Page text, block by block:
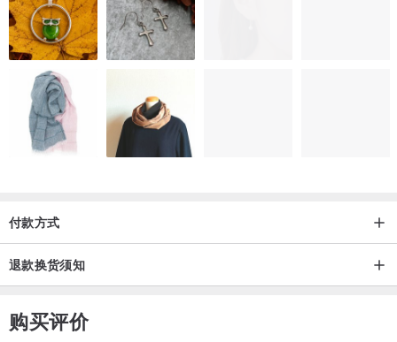
付款方式
退款换货须知
购买评价